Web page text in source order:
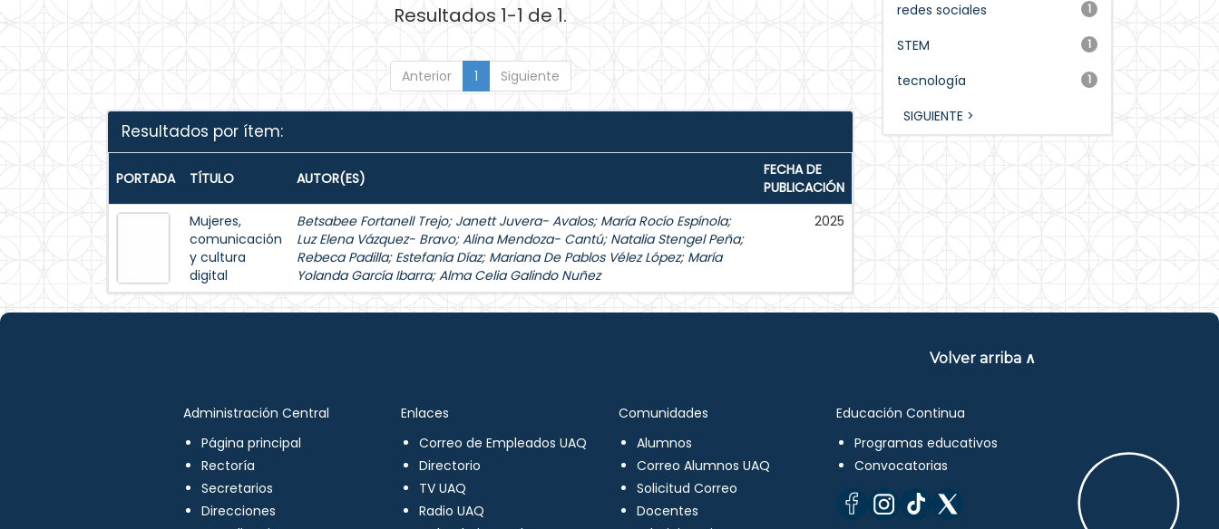
Resultados 1-1 de 1.
Anterior 1 Siguiente
Resultados por ítem:
PORTADA TÍTULO AUTOR(ES)
FECHA DE
PUBLICACIÓN
Mujeres,
comunicación
y cultura
digital
Betsabee Fortanell Trejo; Janett Juvera- Avalos; María Rocío Espínola;
Luz Elena Vázquez- Bravo;Alina Mendoza- Cantú; Natalia Stengel Peña;
Rebeca Padilla; Estefanía Díaz; Mariana De Pablos Vélez López; María
Yolanda García Ibarra;Alma Celia Galindo Nuñez
2025
1
redes sociales
1
STEM
1
tecnología
SIGUIENTE >
Volver arriba ∧
Administración Central
Página principal
Rectoría
Secretarios
Direcciones
Enlaces
Correo de Empleados UAQ
Directorio
TV UAQ
Radio UAQ
Comunidades
Alumnos
Correo Alumnos UAQ
Solicitud Correo
Docentes
Educación Continua
Programas educativos
Convocatorias